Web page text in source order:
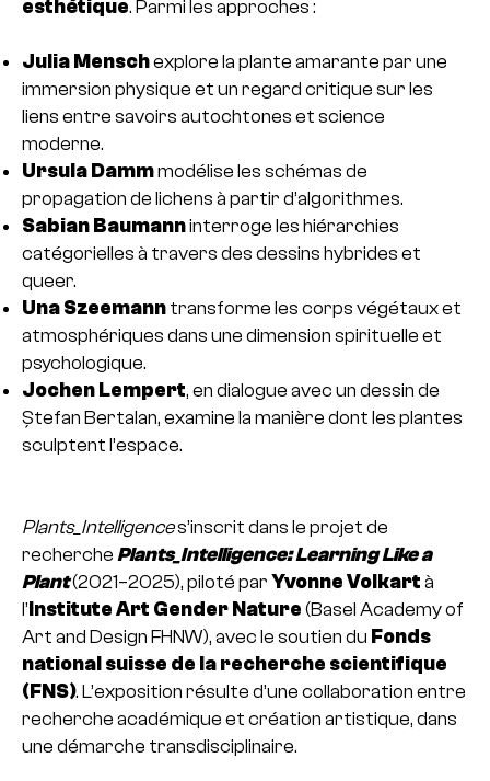
esthétique. Parmi les approches :
Julia Menschexplore la plante amarante par une
immersion physique et un regard critique sur les
liens entre savoirs autochtones et science
moderne.
Ursula Dammmodélise les schémas de
propagation de lichens à partir d’algorithmes.
Sabian Baumanninterroge les hiérarchies
catégorielles à travers des dessins hybrides et
queer.
Una Szeemann transforme les corps végétaux et
atmosphériques dans une dimension spirituelle et
psychologique.
Jochen Lempert, en dialogue avec un dessin de
Ștefan Bertalan, examine la manière dont les plantes
sculptent l’espace.
Plants_Intelligences’inscrit dans le projet de
recherche Plants_Intelligence: Learning Like a
Plant(2021–2025), piloté par Yvonne Volkart à
l’ Institute Art Gender Nature (Basel Academy of
Art and Design FHNW), avec le soutien du Fonds
national suisse de la recherche scientifique
(FNS). L’exposition résulte d’une collaboration entre
recherche académique et création artistique, dans
une démarche transdisciplinaire.